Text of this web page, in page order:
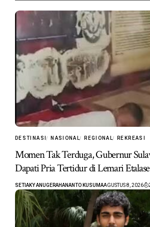
DESTINASI NASIONAL REGIONAL REKREASI
Momen Tak Terduga, Gubernur
Dapati Pria Tertidur di Lemari Etalase
SETIAKY ANUGERAHANANTO KUSUMAAGUSTUS 8, 2026